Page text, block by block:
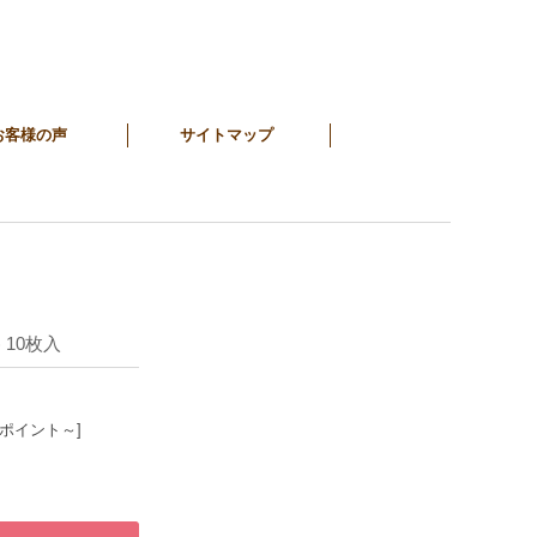
客様の声 サイトマップ
枚入
イント～]